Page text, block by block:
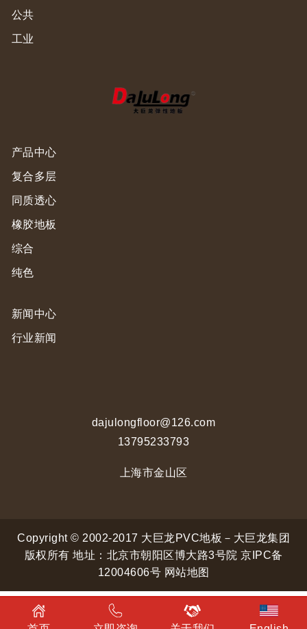
公共
工业
产品中心
复合多层
同质透心
橡胶地板
综合
纯色
新闻中心
行业新闻
dajulongfloor@126.com
13795233793
上海市金山区
Copyright © 2002-2017 大巨龙PVC地板－大巨龙集团
版权所有 地址：北京市朝阳区博大路3号院 京IPC备
12004606号 网站地图